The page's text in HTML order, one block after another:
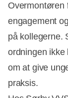
engagement
på kollegerne.
ordningen ikke
om at give
praksis.